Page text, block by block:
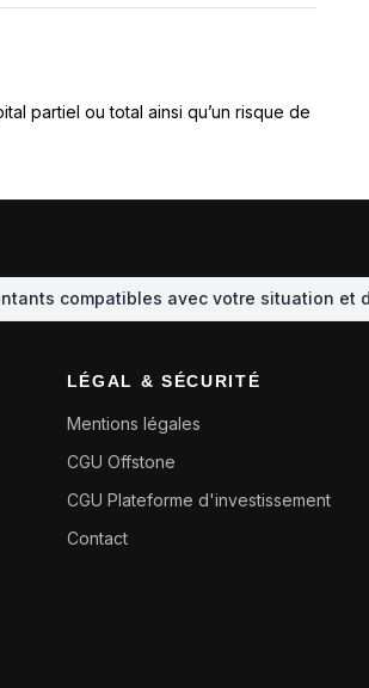
partiel ou total ainsi qu’un risque de
compatibles avec votre situation et
LÉGAL & SÉCURITÉ
Mentions légales
CGU Offstone
CGU Plateforme d'investissement
Contact